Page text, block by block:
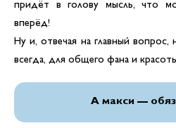
придёт в голову мысль, что
вперёд!
Ну и, отвечая на главный вопрос,
всегда, для общего фана и
А макси —